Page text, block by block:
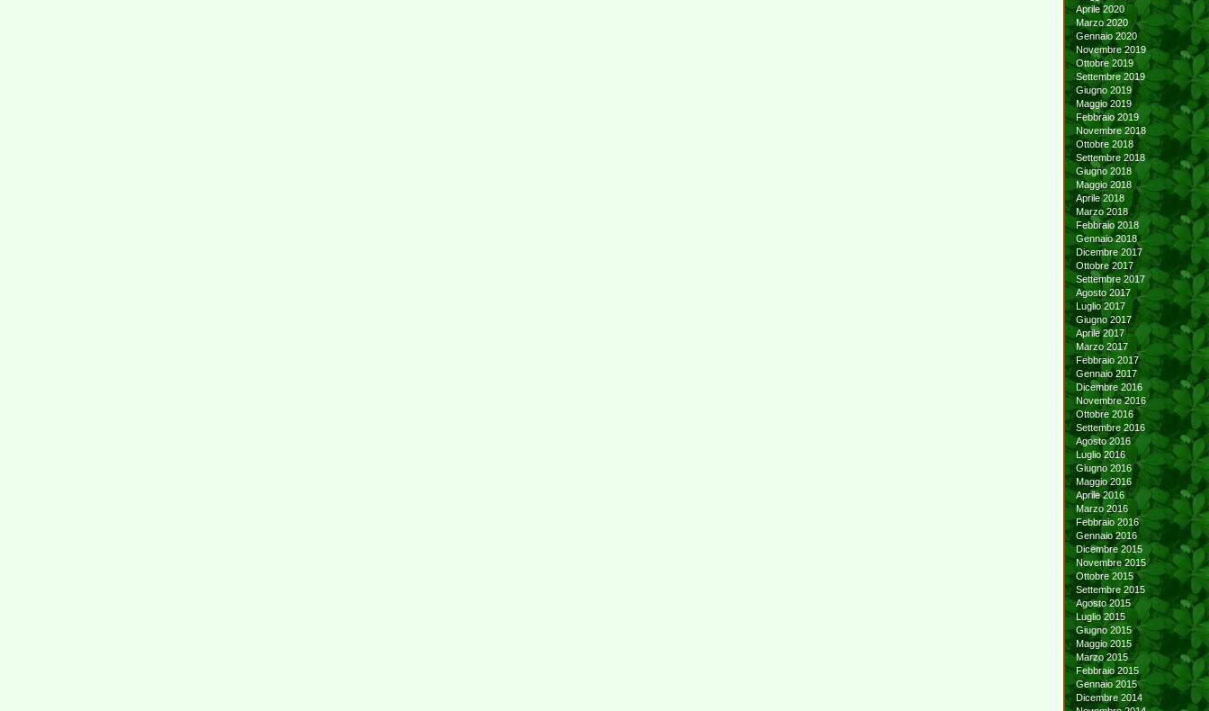
Aprile 2020
Marzo 2020
Gennaio 2020
Novembre 2019
Ottobre 2019
Settembre 2019
Giugno 2019
Maggio 2019
Febbraio 2019
Novembre 2018
Ottobre 2018
Settembre 2018
Giugno 2018
Maggio 2018
Aprile 2018
Marzo 2018
Febbraio 2018
Gennaio 2018
Dicembre 2017
Ottobre 2017
Settembre 2017
Agosto 2017
Luglio 2017
Giugno 2017
Aprile 2017
Marzo 2017
Febbraio 2017
Gennaio 2017
Dicembre 2016
Novembre 2016
Ottobre 2016
Settembre 2016
Agosto 2016
Luglio 2016
Giugno 2016
Maggio 2016
Aprile 2016
Marzo 2016
Febbraio 2016
Gennaio 2016
Dicembre 2015
Novembre 2015
Ottobre 2015
Settembre 2015
Agosto 2015
Luglio 2015
Giugno 2015
Maggio 2015
Marzo 2015
Febbraio 2015
Gennaio 2015
Dicembre 2014